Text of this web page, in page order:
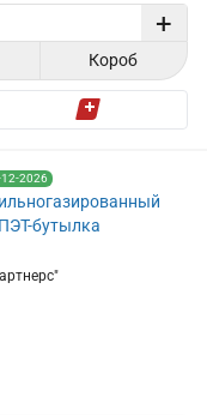
+
Короб
2026
бутылка